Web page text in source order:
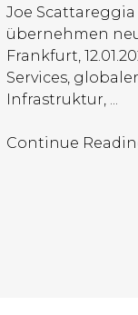
Joe
übernehmen
Frankfurt,
Services,
Infrastruktur, ...
Continue